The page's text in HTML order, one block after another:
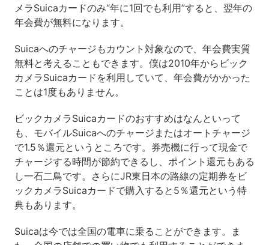
メラSuicaカードのみ“年に1回でも利用”すると、翌年の
年会費が無料になります。
Suicaへのチャージもカウント対象なので、年会費実質
無料と考えることもできます。僕は2010年からビック
カメラSuicaカードを利用していて、年会費がかかった
ことは1度もありません。
ビックカメラSuicaカードのおすすめはなんといって
も、モバイルSuicaへのチャージまたはオートチャージ
で1.5％還元というところです。券売機に行って現金で
チャージする時間が節約できるし、ポイント還元もある
し一石二鳥です。さらにJR東日本の路線の定期券をビ
ックカメラSuicaカードで購入すると5％還元という特
典もあります。
Suicaは今では全国の電車に乗ることができます。ま